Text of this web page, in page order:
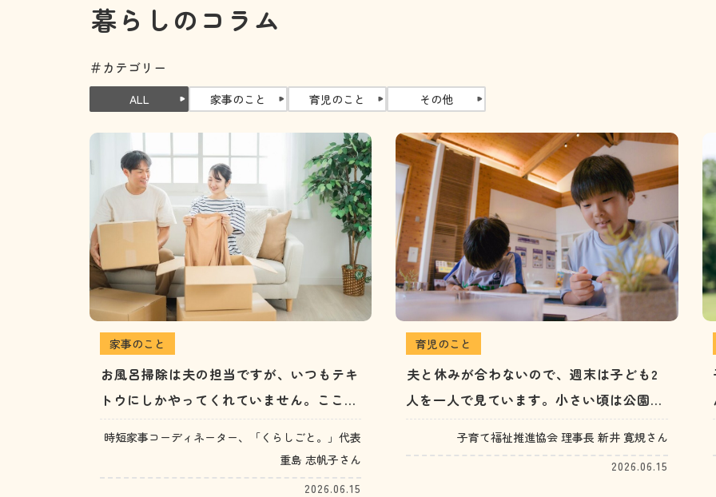
暮らしのコラム
＃カテゴリー
ALL 家事のこと 育児のこと その他
家事のこと
お風呂掃除は夫の担当ですが、いつもテキ
トウにしかやってくれていません。ここも
ちゃんと洗っといてと言うと、やってはく
れますが、言うのも面倒なので結局自分で
やってしまいます。（30代女性）
時短家事コーディネーター、「くらしごと。」代表
重島 志帆子さん
2026.06.15
育児のこと
夫と休みが合わないので、週末は子ども2
人を一人で見ています。小さい頃は公園や
児童館などで一緒に遊べていましたが、大
きくなるにつれ、どう過ごしてあげるのが
良いのか悩んでいます。小学生男子2人の
子育て福祉推進協会 理事長 新井 寛規さん
2026.06.15